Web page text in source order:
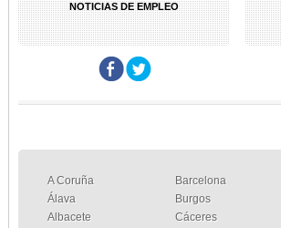
NOTICIAS DE EMPLEO
A Coruña
Álava
Albacete
Barcelona
Burgos
Cáceres